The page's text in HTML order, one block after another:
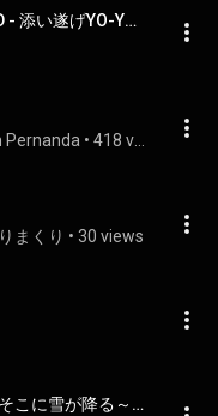
じいさんばあさん若返る ED - 添い遂げYO-YO!! - 正蔵 ＆ イネ Free a cappella フリーアカペラ
Pernanda •
まくり • 30 views
ヨーヨー・マン～気づけばそこに雪が降る～ - Yoyo Man Kizukebasokoni Yukigafuru